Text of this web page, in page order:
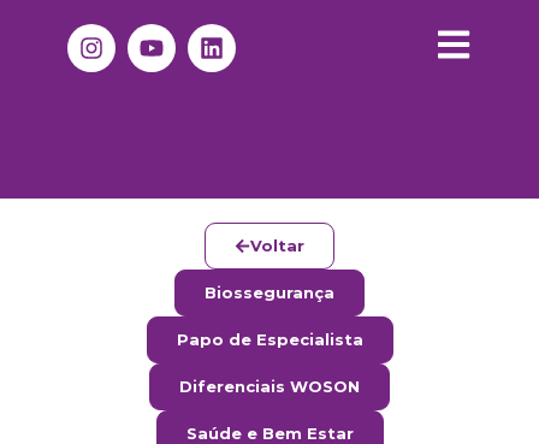
Voltar
Biossegurança
Papo de Especialista
Diferenciais WOSON
Saúde e Bem Estar